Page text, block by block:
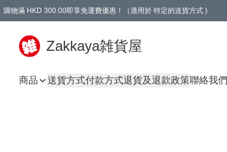
購物滿 HKD 300.00即享免運費優惠！（適用於 特定的送貨方式 )
Zakkaya雑貨屋
商品 送貨方式付款方式退貨及退款政策聯絡我們